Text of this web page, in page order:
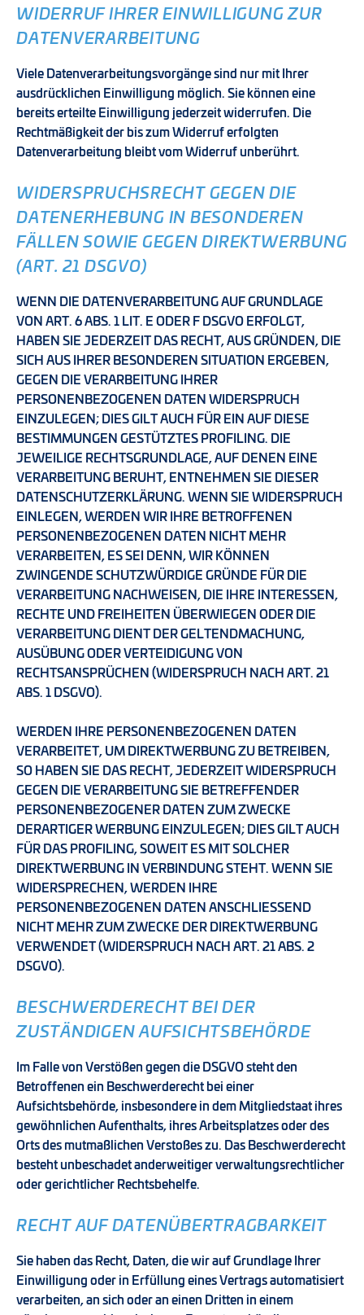
WIDERRUF IHRER EINWILLIGUNG ZUR
DATENVERARBEITUNG
Viele Datenverarbeitungsvorgänge sind nur mit Ihrer
ausdrücklichen Einwilligung möglich. Sie können eine
bereits erteilte Einwilligung jederzeit widerrufen. Die
Rechtmäßigkeit der bis zum Widerruf erfolgten
Datenverarbeitung bleibt vom Widerruf unberührt.
WIDERSPRUCHSRECHT GEGEN DIE
DATENERHEBUNG IN BESONDEREN
FÄLLEN SOWIE GEGEN DIREKTWERBUNG
(ART. 21 DSGVO)
WENN DIE DATENVERARBEITUNG AUF GRUNDLAGE
VON ART. 6 ABS. 1 LIT. E ODER F DSGVO ERFOLGT,
HABEN SIE JEDERZEIT DAS RECHT, AUS GRÜNDEN, DIE
SICH AUS IHRER BESONDEREN SITUATION ERGEBEN,
GEGEN DIE VERARBEITUNG IHRER
PERSONENBEZOGENEN DATEN WIDERSPRUCH
EINZULEGEN; DIES GILT AUCH FÜR EIN AUF DIESE
BESTIMMUNGEN GESTÜTZTES PROFILING. DIE
JEWEILIGE RECHTSGRUNDLAGE, AUF DENEN EINE
VERARBEITUNG BERUHT, ENTNEHMEN SIE DIESER
DATENSCHUTZERKLÄRUNG. WENN SIE WIDERSPRUCH
EINLEGEN, WERDEN WIR IHRE BETROFFENEN
PERSONENBEZOGENEN DATEN NICHT MEHR
VERARBEITEN, ES SEI DENN, WIR KÖNNEN
ZWINGENDE SCHUTZWÜRDIGE GRÜNDE FÜR DIE
VERARBEITUNG NACHWEISEN, DIE IHRE INTERESSEN,
RECHTE UND FREIHEITEN ÜBERWIEGEN ODER DIE
VERARBEITUNG DIENT DER GELTENDMACHUNG,
AUSÜBUNG ODER VERTEIDIGUNG VON
RECHTSANSPRÜCHEN (WIDERSPRUCH NACH ART. 21
ABS. 1 DSGVO).
WERDEN IHRE PERSONENBEZOGENEN DATEN
VERARBEITET, UM DIREKTWERBUNG ZU BETREIBEN,
SO HABEN SIE DAS RECHT, JEDERZEIT WIDERSPRUCH
GEGEN DIE VERARBEITUNG SIE BETREFFENDER
PERSONENBEZOGENER DATEN ZUM ZWECKE
DERARTIGER WERBUNG EINZULEGEN; DIES GILT AUCH
FÜR DAS PROFILING, SOWEIT ES MIT SOLCHER
DIREKTWERBUNG IN VERBINDUNG STEHT. WENN SIE
WIDERSPRECHEN, WERDEN IHRE
PERSONENBEZOGENEN DATEN ANSCHLIESSEND
NICHT MEHR ZUM ZWECKE DER DIREKTWERBUNG
VERWENDET (WIDERSPRUCH NACH ART. 21 ABS. 2
DSGVO).
BESCHWERDE­RECHT BEI DER
ZUSTÄNDIGEN AUFSICHTS­BEHÖRDE
Im Falle von Verstößen gegen die DSGVO steht den
Betroffenen ein Beschwerderecht bei einer
Aufsichtsbehörde, insbesondere in dem Mitgliedstaat ihres
gewöhnlichen Aufenthalts, ihres Arbeitsplatzes oder des
Orts des mutmaßlichen Verstoßes zu. Das Beschwerderecht
besteht unbeschadet anderweitiger verwaltungsrechtlicher
oder gerichtlicher Rechtsbehelfe.
RECHT AUF DATEN­ÜBERTRAG­BARKEIT
Sie haben das Recht, Daten, die wir auf Grundlage Ihrer
Einwilligung oder in Erfüllung eines Vertrags automatisiert
verarbeiten, an sich oder an einen Dritten in einem